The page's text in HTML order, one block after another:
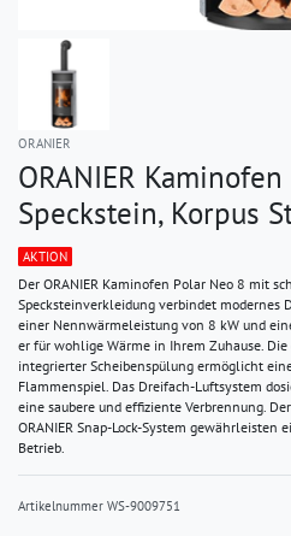
ORANIER
ORANIER
Speckstein, Korpus
AKTION
Der ORANIER Kaminofen Polar Neo 8 mit
Specksteinverkleidung verbindet modernes
einer Nennwärmeleistung von 8 kW und
er für wohlige Wärme in Ihrem Zuhause.
integrierter Scheibenspülung ermöglicht
Flammenspiel. Das Dreifach-Luftsystem
eine saubere und effiziente Verbrennung.
ORANIER Snap-Lock-System
Betrieb.
Artikelnummer WS-9009751